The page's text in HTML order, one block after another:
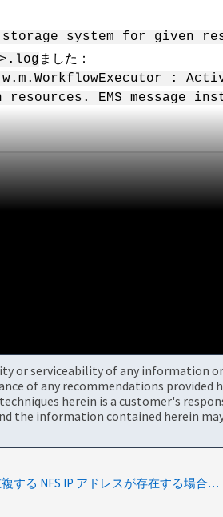
system for given
ました：
:
EMS message
or serviceability of any information
of any recommendations
herein is a customer's
information contained herein
複数の SVM に重複する NFS IP アドレスが存在する場合、 SCV バックアップが失敗することがあります